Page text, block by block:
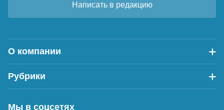
Написать в редакцию
О компании
Рубрики
Мы в соцсетях